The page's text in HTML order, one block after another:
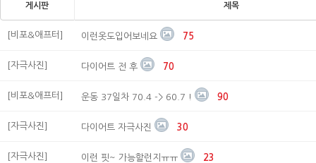
게시판 제목
[비포&애프터] 이런옷도입어보네요 75
[자극사진] 다이어트 전 후 70
[비포&애프터] 운동 37일차 70.4 -> 60.7 ! 90
[자극사진] 다이어트 자극사진 30
[자극사진] 이런 핏~ 가능할런지ㅠㅠ 23